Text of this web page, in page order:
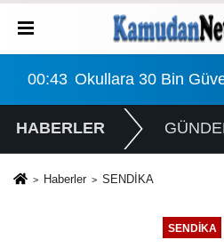
Detaylar Ve Başvuru
00:43 Okullara 30 Bin
HABERLER
Haberler SENDİKA
SENDİKA